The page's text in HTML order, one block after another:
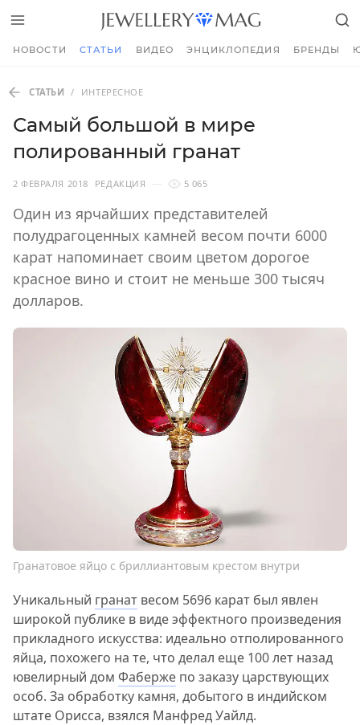
НОВОСТИ СТАТЬИ ВИДЕО ЭНЦИКЛОПЕДИЯ БРЕНДЫ
СТАТЬИ / ИНТЕРЕСНОЕ
Самый большой в мире
полированный гранат
2 ФЕВРАЛЯ 2018 РЕДАКЦИЯ 5 065
Один из ярчайших представителей
полудрагоценных камней весом почти 6000
карат напоминает своим цветом дорогое
красное вино и стоит не меньше 300 тысяч
долларов.
Гранатовое яйцо с бриллиантовым крестом внутри
Уникальный гранат весом 5696 карат был явлен
широкой публике в виде эффектного произведения
прикладного искусства: идеально отполированного
яйца, похожего на те, что делал еще 100 лет назад
ювелирный дом Фаберже по заказу царствующих
особ. За обработку камня, добытого в индийском
штате Орисса, взялся Манфред Уайлд.